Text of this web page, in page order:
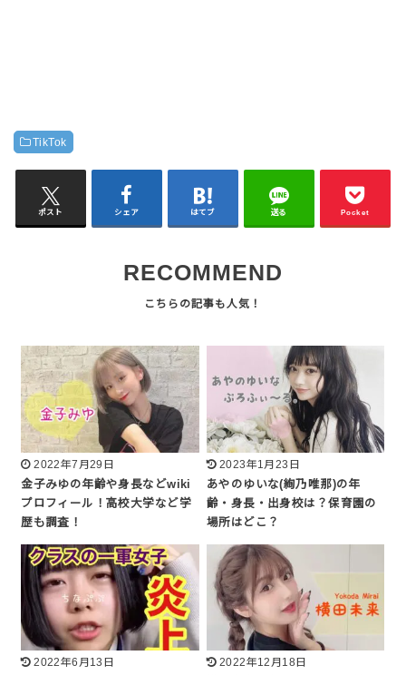
TikTok
ポスト シェア はてブ 送る Pocket
RECOMMEND
2022年7月29日
金子みゆの年齢や身長などwiki
プロフィール！高校大学など学
歴も調査！
2023年1月23日
あやのゆいな(絢乃唯那)の年
齢・身長・出身校は？保育園の
場所はどこ？
2022年6月13日
2022年12月18日